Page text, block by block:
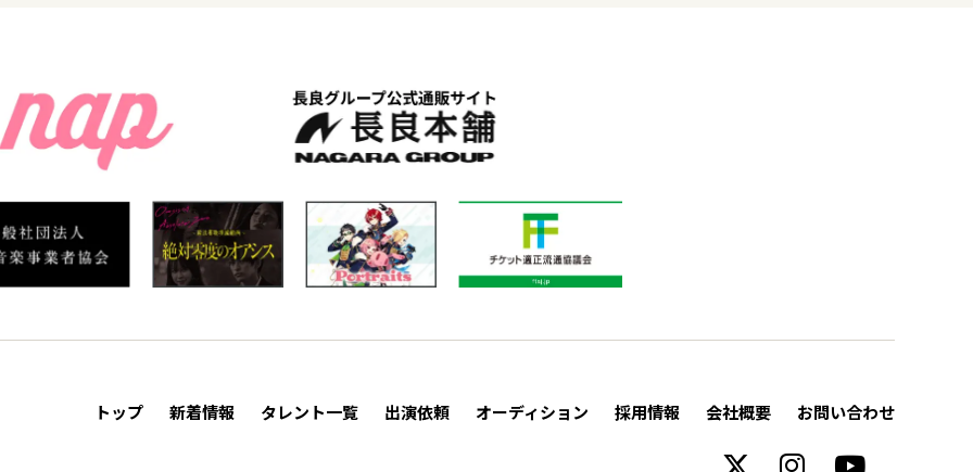
トップ 新着情報 タレント一覧 出演依頼 オーディション 採用情報 会社概要 お問い合わせ